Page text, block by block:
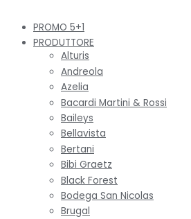
PROMO 5+1
PRODUTTORE
Alturis
Andreola
Azelia
Bacardi Martini & Rossi
Baileys
Bellavista
Bertani
Bibi Graetz
Black Forest
Bodega San Nicolas
Brugal